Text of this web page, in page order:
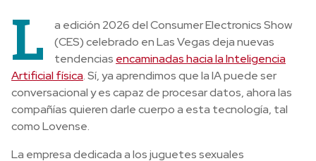
L
a edición 2026 del Consumer Electronics Show
(CES) celebrado en Las Vegas deja nuevas
tendencias encaminadas hacia la Inteligencia
Artificial física. Sí, ya aprendimos que la IA puede ser
conversacional y es capaz de procesar datos, ahora las
compañías quieren darle cuerpo a esta tecnología, tal
como Lovense.
La empresa dedicada a los juguetes sexuales